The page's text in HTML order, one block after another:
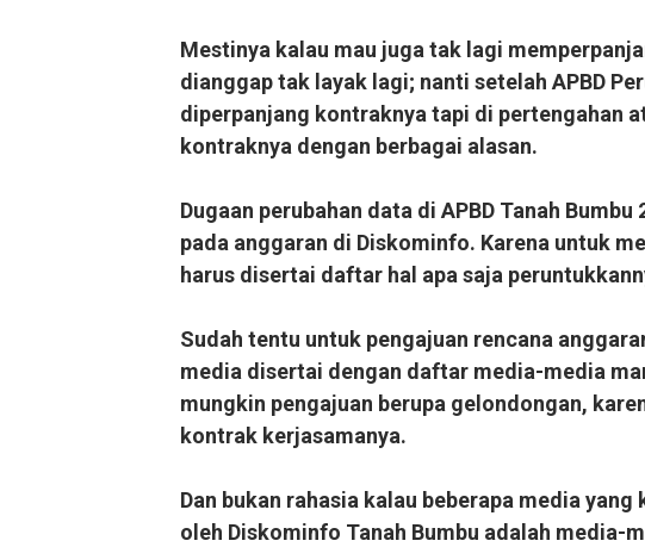
Mestinya kalau mau juga tak lagi
dianggap tak layak lagi; nanti setelah APBD
diperpanjang kontraknya tapi di pertengahan
kontraknya dengan berbagai alasan.
Dugaan perubahan data di APBD Tanah
pada anggaran di Diskominfo. Karena untuk
harus disertai daftar hal apa saja
Sudah tentu untuk pengajuan rencana
media disertai dengan daftar media-media
mungkin pengajuan berupa gelondongan,
kontrak kerjasamanya.
Dan bukan rahasia kalau beberapa media
oleh Diskominfo Tanah Bumbu adalah media-